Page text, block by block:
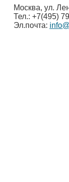
Москва, ул.
Тел.: +7(495)
Эл.почта: